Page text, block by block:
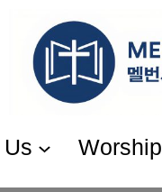
content
Worship